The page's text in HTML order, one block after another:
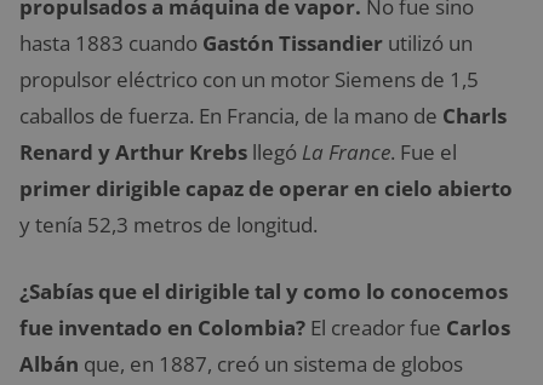
propulsados a máquina de vapor. No fue sino
hasta 1883 cuando Gastón Tissandier utilizó un
propulsor eléctrico con un motor Siemens de 1,5
caballos de fuerza. En Francia, de la mano de Charls
Renard y Arthur Krebs llegó La France. Fue el
primer dirigible capaz de operar en cielo abierto
y tenía 52,3 metros de longitud.
¿Sabías que el dirigible tal y como lo conocemos
fue inventado en Colombia? El creador fue Carlos
Albán que, en 1887, creó un sistema de globos